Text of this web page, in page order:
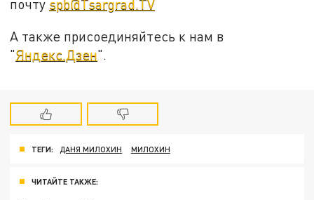
почту spb@Tsargrad.TV
А также присоединяйтесь к нам в
"Яндекс.Дзен".
ТЕГИ: ДАНЯ МИЛОХИН МИЛОХИН
ЧИТАЙТЕ ТАКЖЕ: